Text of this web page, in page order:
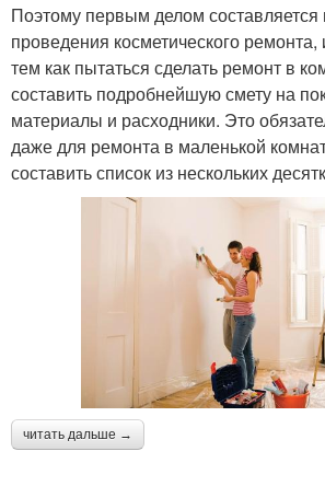
Поэтому первым делом
проведения косметического
тем как пытаться сделать ремонт в
составить подробнейшую смету на
материалы и расходники. Это
даже для ремонта в маленькой
составить список из нескольких
читать дальше →